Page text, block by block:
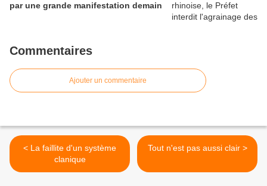
par une grande manifestation demain
Commentaires
Ajouter un commentaire
< La faillite d'un système
clanique
Tout n'est pas aussi clair >